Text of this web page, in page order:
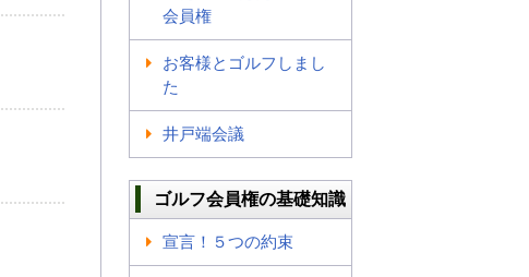
会員権
お客様とゴルフしまし
た
井戸端会議
ゴルフ会員権の基礎知識
宣言！５つの約束